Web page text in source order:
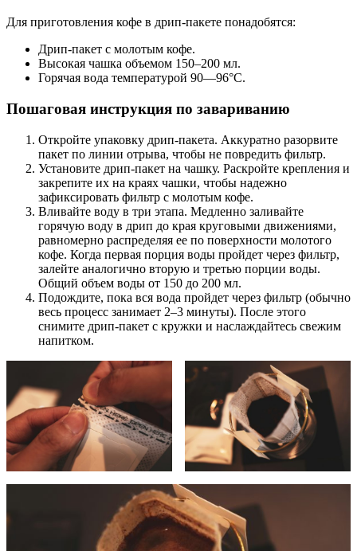
Для приготовления кофе в дрип-пакете понадобятся:
Дрип-пакет с молотым кофе.
Высокая чашка объемом 150–200 мл.
Горячая вода температурой 90—96°C.
Пошаговая инструкция по завариванию
Откройте упаковку дрип-пакета. Аккуратно разорвите
пакет по линии отрыва, чтобы не повредить фильтр.
Установите дрип-пакет на чашку. Раскройте крепления и
закрепите их на краях чашки, чтобы надежно
зафиксировать фильтр с молотым кофе.
Вливайте воду в три этапа. Медленно заливайте
горячую воду в дрип до края круговыми движениями,
равномерно распределяя ее по поверхности молотого
кофе. Когда первая порция воды пройдет через фильтр,
залейте аналогично вторую и третью порции воды.
Общий объем воды от 150 до 200 мл.
Подождите, пока вся вода пройдет через фильтр (обычно
весь процесс занимает 2–3 минуты). После этого
снимите дрип-пакет с кружки и наслаждайтесь свежим
напитком.